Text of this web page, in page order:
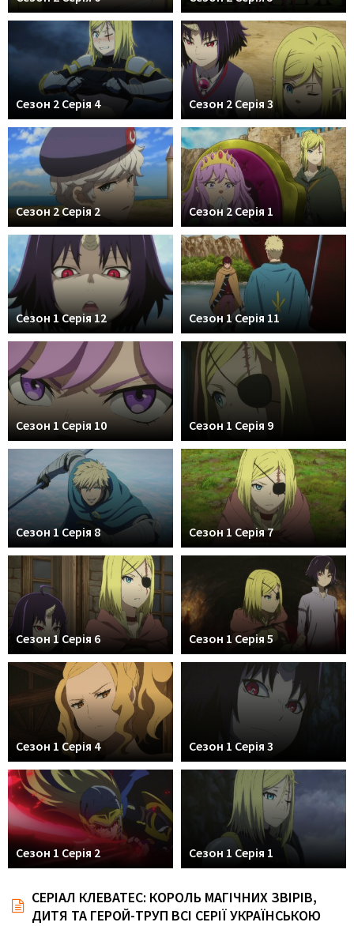
Сезон 2 Серія 4 Сезон 2 Серія 3
Сезон 2 Серія 2 Сезон 2 Серія 1
Сезон 1 Серія 12 Сезон 1 Серія 11
Сезон 1 Серія 10 Сезон 1 Серія 9
Сезон 1 Серія 8 Сезон 1 Серія 7
Сезон 1 Серія 6 Сезон 1 Серія 5
Сезон 1 Серія 4 Сезон 1 Серія 3
Сезон 1 Серія 2 Сезон 1 Серія 1
СЕРІАЛ КЛЕВАТЕС: КОРОЛЬ МАГІЧНИХ ЗВІРІВ,
ДИТЯ ТА ГЕРОЙ-ТРУП ВСІ СЕРІЇ УКРАЇНСЬКОЮ